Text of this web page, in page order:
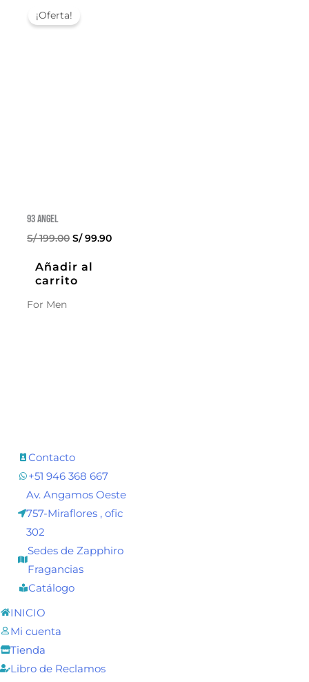
¡Oferta!
93 Angel
S/199.00 El
original
era:
S/ 199.00.
S/99.90El
Añadir al
carrito
For Men
Contacto
+51 946 368 667
Av. Angamos Oeste
757-Miraflores , ofic
302
Sedes de Zapphiro
Fragancias
Catálogo
INICIO
Mi cuenta
Tienda
Libro de Reclamos